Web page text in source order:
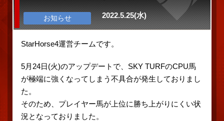
お知らせ 2022.5.25(水)
StarHorse4運営チームです。
5月24日(火)のアップデートで、SKY TURFのCPU馬
が極端に強くなってしまう不具合が発生しておりまし
た。
そのため、プレイヤー馬が上位に勝ち上がりにくい状
況となっておりました。